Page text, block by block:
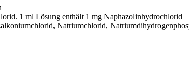
1 ml Lösung enthält 1 mg Naphazolinhydrochlorid
Natriumchlorid,